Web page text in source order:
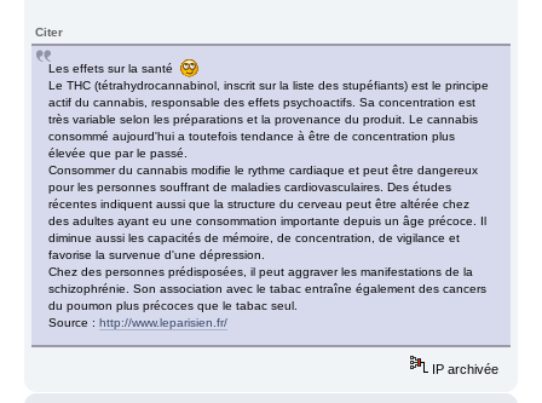
Citer
Les effets sur la santé
Le THC (tétrahydrocannabinol, inscrit sur la liste des stupéfiants) est le principe
actif du cannabis, responsable des effets psychoactifs. Sa concentration est
très variable selon les préparations et la provenance du produit. Le cannabis
consommé aujourd'hui a toutefois tendance à être de concentration plus
élevée que par le passé.
Consommer du cannabis modifie le rythme cardiaque et peut être dangereux
pour les personnes souffrant de maladies cardiovasculaires. Des études
récentes indiquent aussi que la structure du cerveau peut être altérée chez
des adultes ayant eu une consommation importante depuis un âge précoce. Il
diminue aussi les capacités de mémoire, de concentration, de vigilance et
favorise la survenue d'une dépression.
Chez des personnes prédisposées, il peut aggraver les manifestations de la
schizophrénie. Son association avec le tabac entraîne également des cancers
du poumon plus précoces que le tabac seul.
Source :http://www.leparisien.fr/
IP archivée